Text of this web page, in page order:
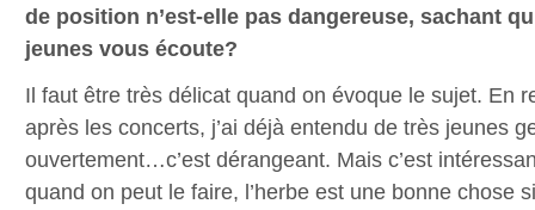
de position n’est-elle pas dangereuse, sachant
jeunes vous écoute?
Il faut être très délicat quand on évoque le sujet. En
après les concerts, j’ai déjà entendu de très jeunes
ouvertement…c’est dérangeant. Mais c’est
quand on peut le faire, l’herbe est une bonne chose